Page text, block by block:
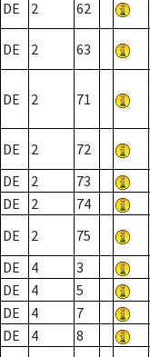
DE
2 62
DE 2 63
DE 2 71
DE 2 72
DE
2 73
DE
2 74
DE
2 75
DE
4 3
DE
4 5
DE
4 7
DE
4 8